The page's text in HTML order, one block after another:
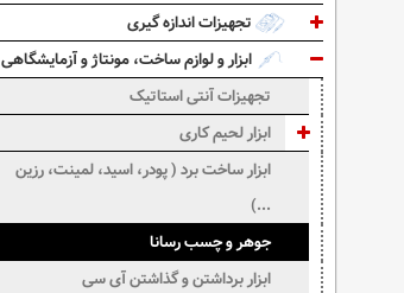
تجهیزات اندازه گیری
ابزار و لوازم ساخت، مونتاژ و آزمایشگاهی
تجهیزات آنتی استاتیک
ابزار لحیم کاری
ابزار ساخت برد ( پودر، اسید، لمینت، رزین
...)
جوهر و چسب رسانا
ابزار برداشتن و گذاشتن آی سی